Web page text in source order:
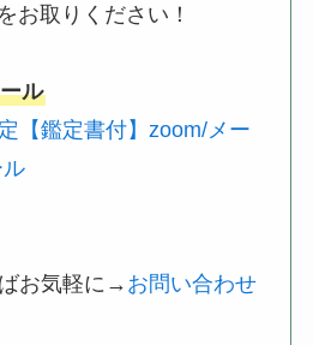
お取りください！
ル
【鑑定書付】zoom/メー
お気軽に→ お問い合わせ